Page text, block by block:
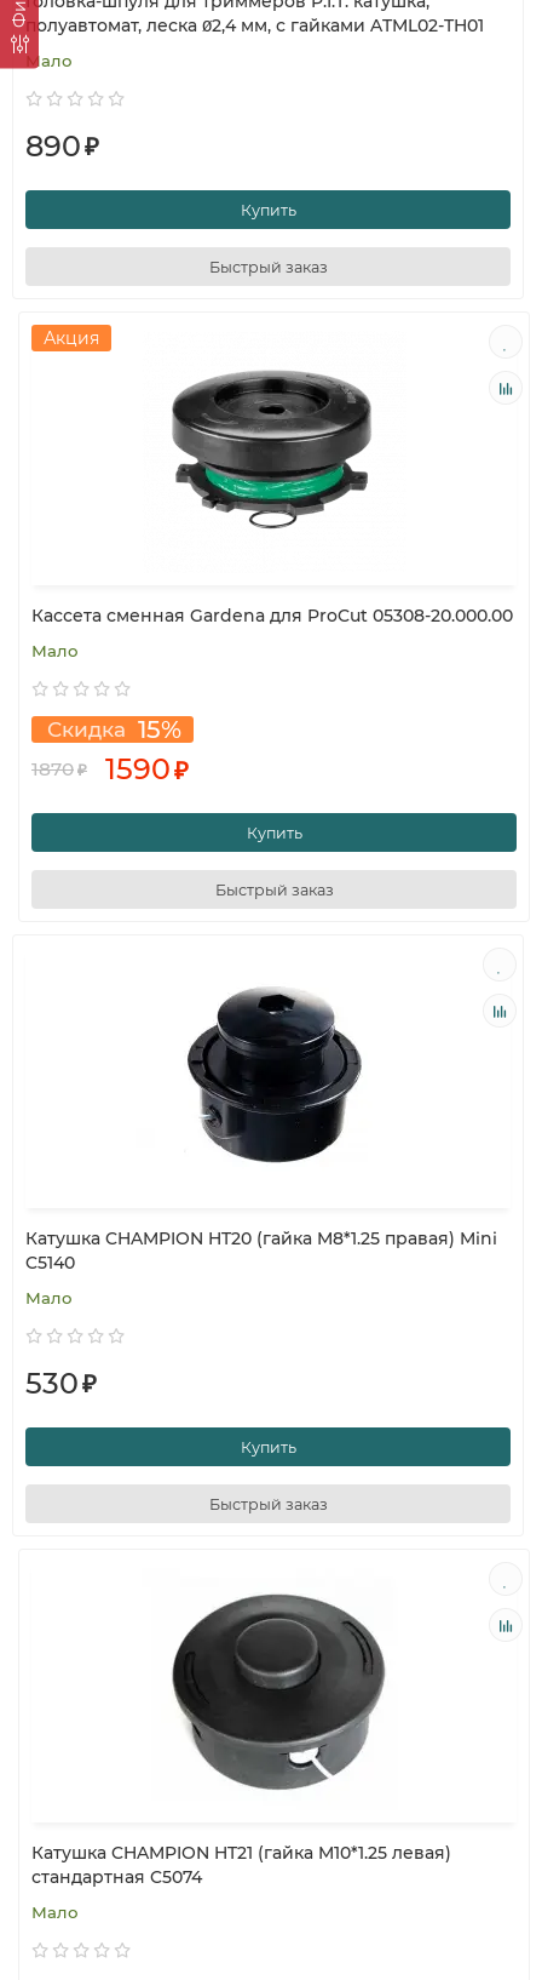
полуавтомат, леска Ø2,4 мм, с гайками ATML02-TH01
Мало
890₽
Купить
Быстрый заказ
Акция
Кассета сменная Gardena для ProCut 05308-20.000.00
Мало
Скидка 15%
1870₽ 1590₽
Купить
Быстрый заказ
Катушка CHAMPION HT20 (гайка M8*1.25 правая) Mini
C5140
Мало
530₽
Купить
Быстрый заказ
Катушка CHAMPION HT21 (гайка M10*1.25 левая)
стандартная C5074
Мало